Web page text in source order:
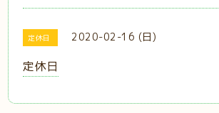
定休日 2020-02-16 (日)
定休日